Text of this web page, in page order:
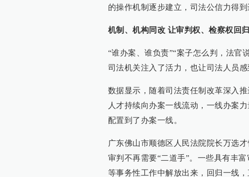
的操作机制逐步建立，司法公信力得到
机制、机构同改 让审判权、检察权回
“谁办案、谁负责”“案子怎么判，法
司法机关注入了活力，也让司法人员
数据显示，随着司法责任制改革深入
人才持续向办案一线流动，一线办案
配置到了办案一线。
广东佛山市顺德区人民法院院长万选
审判不再需要“二道手”。一些具有丰
等事务性工作中解放出来，回归一线